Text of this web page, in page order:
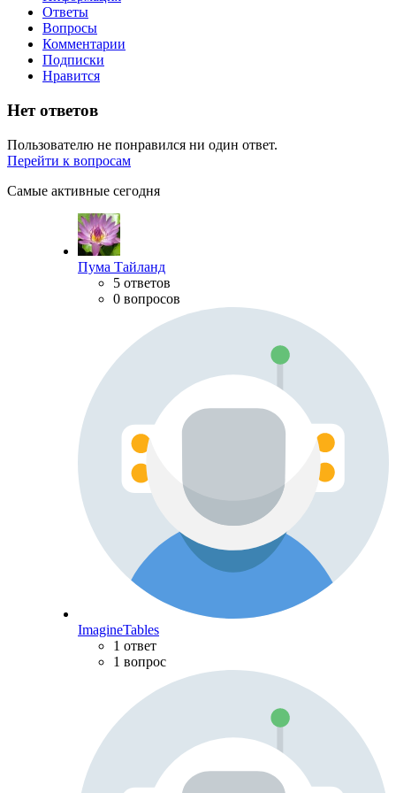
Ответы
Вопросы
Комментарии
Подписки
Нравится
Нет ответов
Пользователю не понравился ни один ответ.
Перейти к вопросам
Самые активные сегодня
Пума Тайланд
5 ответов
0 вопросов
ImagineTables
1 ответ
1 вопрос